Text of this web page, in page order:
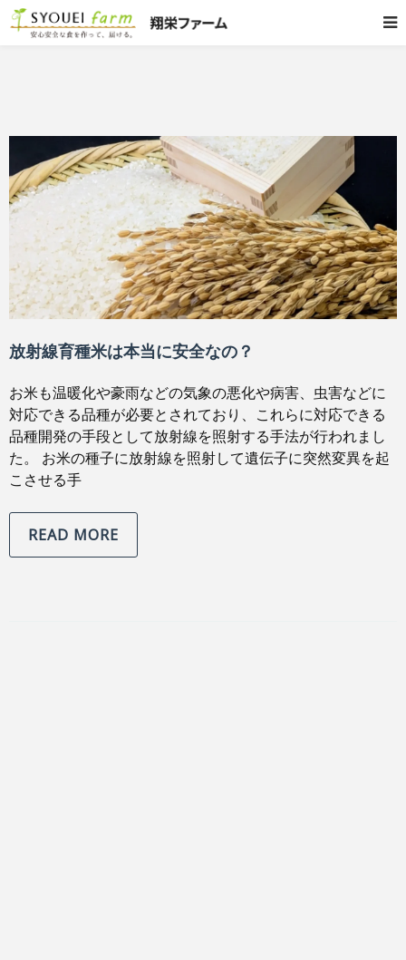
放射線育種米は本当に安全なの？
お米も温暖化や豪雨などの気象の悪化や病害、虫害などに
対応できる品種が必要とされており、これらに対応できる
品種開発の手段として放射線を照射する手法が行われまし
た。 お米の種子に放射線を照射して遺伝子に突然変異を起
こさせる手
READ MORE